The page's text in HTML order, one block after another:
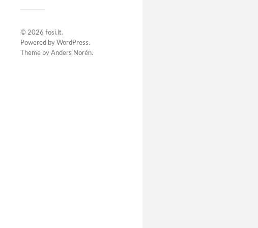
© 2026 fosi.lt.
Powered by WordPress.
Theme by Anders Norén.